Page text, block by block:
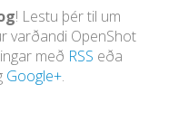
! Lestu þér til um
varðandi OpenShot
með RSS eða
Google+.